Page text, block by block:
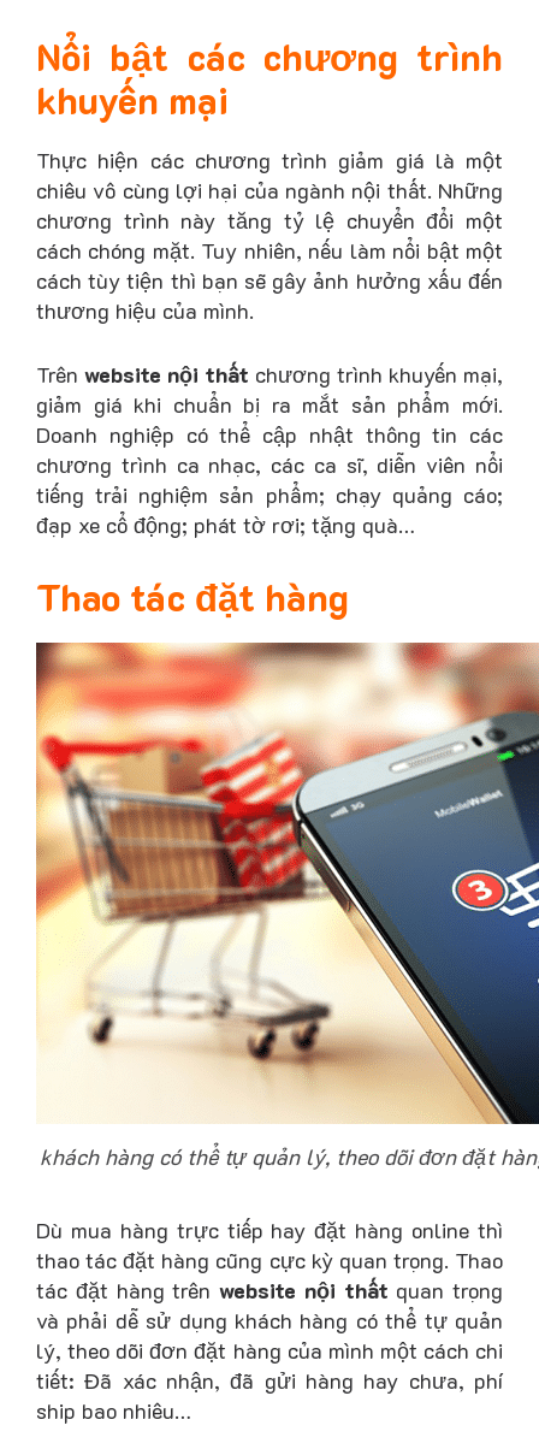
Nổi bật các chương trình
khuyến mại
Thực hiện các chương trình giảm giá là một
chiêu vô cùng lợi hại của ngành nội thất. Những
chương trình này tăng tỷ lệ chuyển đổi một
cách chóng mặt. Tuy nhiên, nếu làm nổi bật một
cách tùy tiện thì bạn sẽ gây ảnh hưởng xấu đến
thương hiệu của mình.
Trên website nội thất chương trình khuyến mại,
giảm giá khi chuẩn bị ra mắt sản phẩm mới.
Doanh nghiệp có thể cập nhật thông tin các
chương trình ca nhạc, các ca sĩ, diễn viên nổi
tiếng trải nghiệm sản phẩm; chạy quảng cáo;
đạp xe cổ động; phát tờ rơi; tặng quà…
Thao tác đặt hàng
khách hàng có thể tự quản lý, theo dõi đơn đặt
Dù mua hàng trực tiếp hay đặt hàng online thì
thao tác đặt hàng cũng cực kỳ quan trọng. Thao
tác đặt hàng trên website nội thất quan trọng
và phải dễ sử dụng khách hàng có thể tự quản
lý, theo dõi đơn đặt hàng của mình một cách chi
tiết: Đã xác nhận, đã gửi hàng hay chưa, phí
ship bao nhiêu…